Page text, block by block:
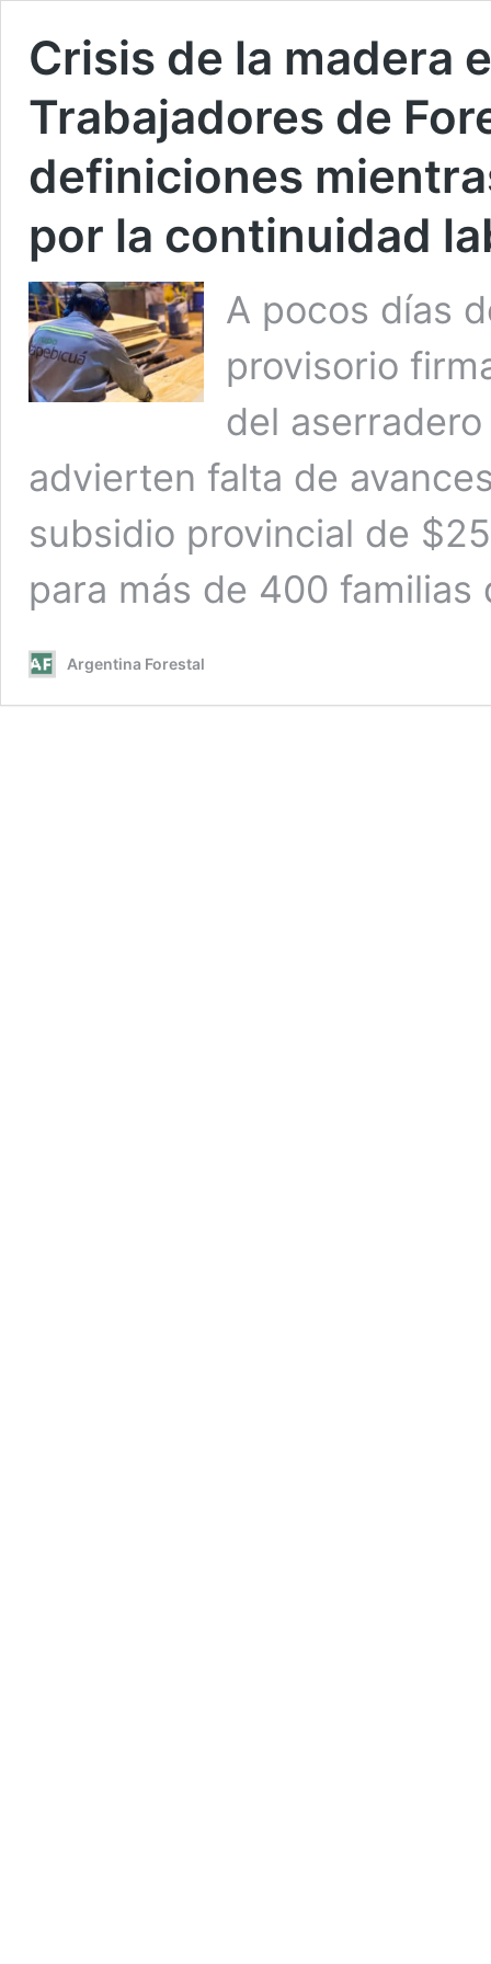
Crisis de la madera
Trabajadores de
definiciones
por la continuidad
A pocos días
provisorio
del
advierten falta de
subsidio provincial de
para más de 400
Argentina Forestal